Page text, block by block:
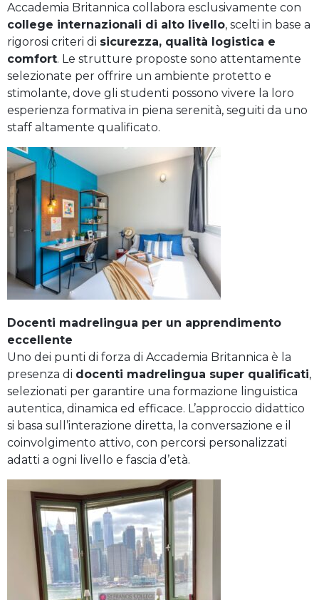
Accademia Britannica collabora esclusivamente con
college internazionali di alto livello, scelti in base a
rigorosi criteri di sicurezza, qualità logistica e
comfort. Le strutture proposte sono attentamente
selezionate per offrire un ambiente protetto e
stimolante, dove gli studenti possono vivere la loro
esperienza formativa in piena serenità, seguiti da uno
staff altamente qualificato.
Docenti madrelingua per un apprendimento
eccellente
Uno dei punti di forza di Accademia Britannica è la
presenza di docenti madrelingua super qualificati,
selezionati per garantire una formazione linguistica
autentica, dinamica ed efficace. L’approccio didattico
si basa sull’interazione diretta, la conversazione e il
coinvolgimento attivo, con percorsi personalizzati
adatti a ogni livello e fascia d’età.